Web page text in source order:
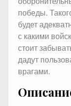
победы.
будет
с какими
стоит
дадут
врагами.